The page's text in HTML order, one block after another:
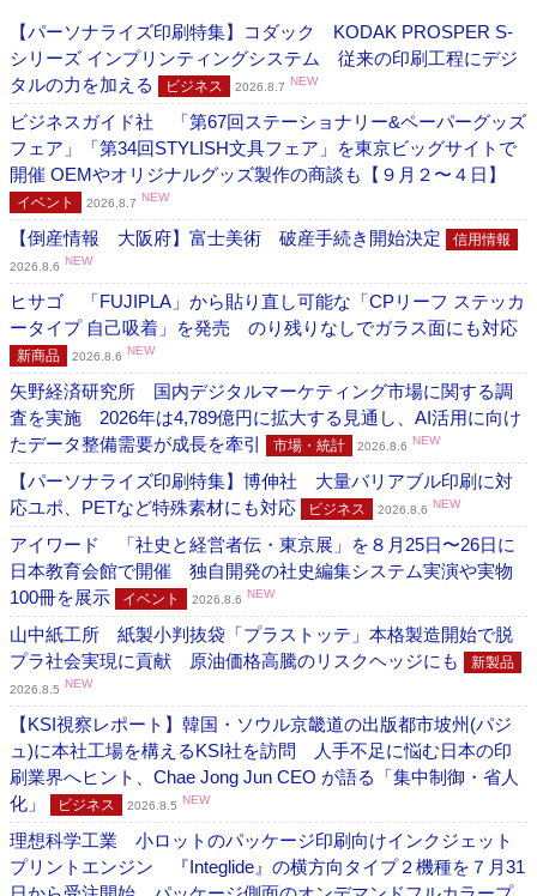
【パーソナライズ印刷特集】コダック KODAK PROSPER S-
シリーズ インプリンティングシステム 従来の印刷工程にデジ
タルの力を加える
ビジネス 2026.8.7 NEW
ビジネスガイド社 「第67回ステーショナリー&ペーパーグッズ
フェア」「第34回STYLISH文具フェア」を東京ビッグサイトで
開催 OEMやオリジナルグッズ製作の商談も【９月２〜４日】
イベント 2026.8.7 NEW
【倒産情報 大阪府】富士美術 破産手続き開始決定 信用情報
2026.8.6 NEW
ヒサゴ 「FUJIPLA」から貼り直し可能な「CPリーフ ステッカ
ータイプ 自己吸着」を発売 のり残りなしでガラス面にも対応
新商品 2026.8.6 NEW
矢野経済研究所 国内デジタルマーケティング市場に関する調
査を実施 2026年は4,789億円に拡大する見通し、AI活用に向け
たデータ整備需要が成長を牽引
市場・統計 2026.8.6 NEW
【パーソナライズ印刷特集】博伸社 大量バリアブル印刷に対
応ユポ、PETなど特殊素材にも対応
ビジネス 2026.8.6 NEW
アイワード 「社史と経営者伝・東京展」を８月25日〜26日に
日本教育会館で開催 独自開発の社史編集システム実演や実物
100冊を展示
イベント 2026.8.6 NEW
山中紙工所 紙製小判抜袋「プラストッテ」本格製造開始で脱
プラ社会実現に貢献 原油価格高騰のリスクヘッジにも
新製品
2026.8.5 NEW
【KSI視察レポート】韓国・ソウル京畿道の出版都市坡州(パジ
ュ)に本社工場を構えるKSI社を訪問 人手不足に悩む日本の印
刷業界へヒント、Chae Jong Jun CEO が語る「集中制御・省人
化」
ビジネス 2026.8.5 NEW
理想科学工業 小ロットのパッケージ印刷向けインクジェット
プリントエンジン 『Integlide』の横方向タイプ２機種を７月31